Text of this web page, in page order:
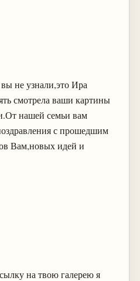
не узнали,это Ира
смотрела ваши картины
нашей семьи вам
с прошедшим
Вам,новых идей и
на твою галерею я